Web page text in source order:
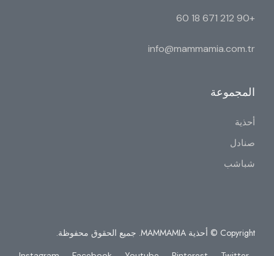
+90 212 671 18 60
info@mammamia.com.tr
المجموعة
أحذية
صنادل
شباشب
Copyright © أحذية MAMMAMIA. جميع الحقوق محفوظة.